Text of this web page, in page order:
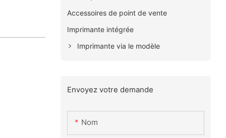
Accessoires de point de vente
Imprimante intégrée
Imprimante via le modèle
Envoyez votre demande
Nom